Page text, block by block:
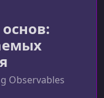
Observables